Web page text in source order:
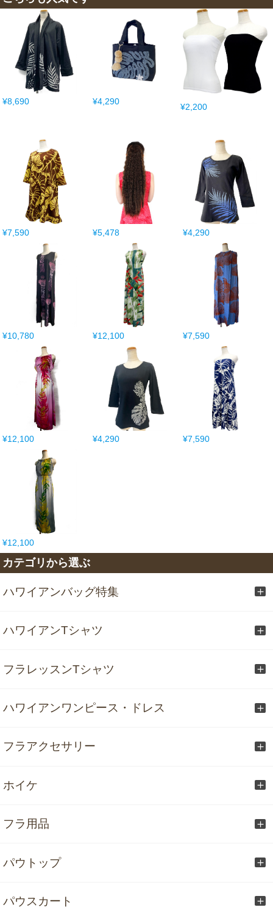
¥8,690 ¥4,290
¥2,200
¥7,590 ¥5,478 ¥4,290
¥10,780 ¥12,100 ¥7,590
¥12,100 ¥4,290 ¥7,590
¥12,100
カテゴリから選ぶ
ハワイアンバッグ特集
ハワイアンTシャツ
フラレッスンTシャツ
ハワイアンワンピース・ドレス
フラアクセサリー
ホイケ
フラ用品
パウトップ
パウスカート